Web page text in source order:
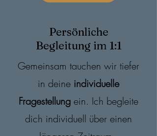
Persönliche
Begleitung im 1:1
Gemeinsam tauchen wir tiefer
in deine individuelle
Fragestellung ein. Ich begleite
dich individuell über einen